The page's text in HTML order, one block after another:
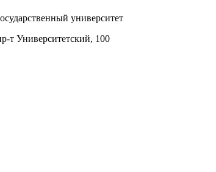
университет
т Университетский, 100